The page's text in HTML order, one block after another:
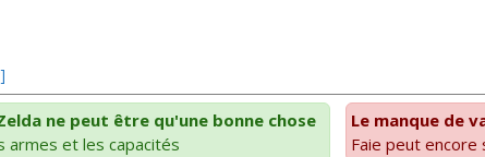
ne peut être qu'une bonne chose
armes et les capacités
Le manque de
Faie peut encore